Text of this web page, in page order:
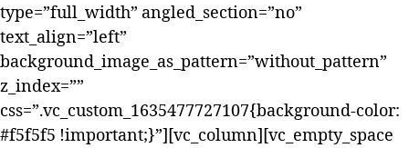
type=”full_width” angled_section=”no”
text_align=”left”
background_image_as_pattern=”without_pattern”
z_index=””
css=”.vc_custom_1635477727107{background-color:
#f5f5f5 !important;}”][vc_column][vc_empty_space